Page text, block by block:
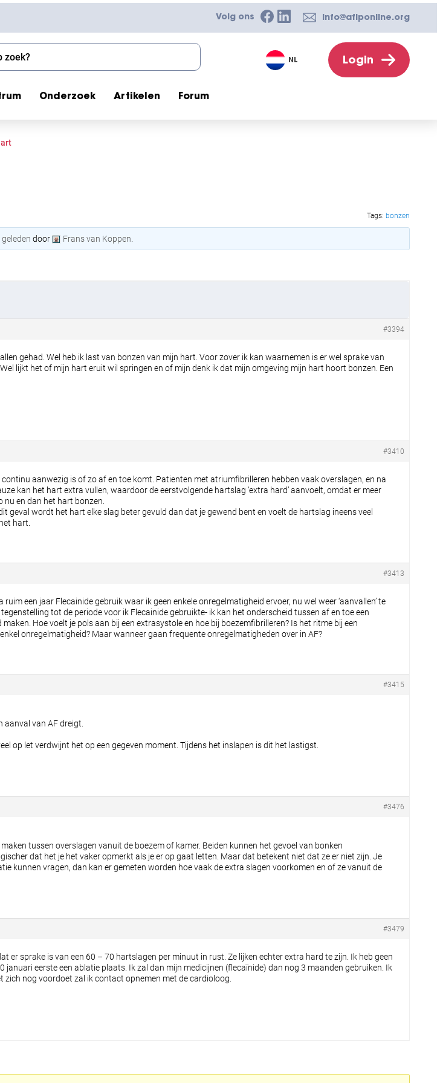
Volg ons info@afiponline.org
Onderzoek Artikelen Forum
Login
NL
Tags: bonzen
door Frans van Koppen
#3394
gehad. Wel heb ik last van bonzen van mijn hart. Voor zover ik kan waarnemen is er wel sprake van
lijkt het of mijn hart eruit wil springen en of mijn denk ik dat mijn omgeving mijn hart hoort bonzen. Een
#3410
aanwezig is of zo af en toe komt. Patienten met atriumfibrilleren hebben vaak overslagen, en na
kan het hart extra vullen, waardoor de eerstvolgende hartslag ‘extra hard’ aanvoelt, omdat er meer
en dan het hart bonzen.
geval wordt het hart elke slag beter gevuld dan dat je gewend bent en voelt de hartslag ineens veel
hart.
#3413
een jaar Flecainide gebruik waar ik geen enkele onregelmatigheid ervoer, nu wel weer ‘aanvallen’ te
tot de periode voor ik Flecainide gebruikte- ik kan het onderscheid tussen af en toe een
Hoe voelt je pols aan bij een extrasystole en hoe bij boezemfibrilleren? Is het ritme bij een
onregelmatigheid? Maar wanneer gaan frequente onregelmatigheden over in AF?
#3415
aanval van AF dreigt.
op let verdwijnt het op een gegeven moment. Tijdens het inslapen is dit het lastigst.
#3476
tussen overslagen vanuit de boezem of kamer. Beiden kunnen het gevoel van bonken
dat het je het vaker opmerkt als je er op gaat letten. Maar dat betekent niet dat ze er niet zijn. Je
kunnen vragen, dan kan er gemeten worden hoe vaak de extra slagen voorkomen en of ze vanuit de
#3479
er sprake is van een 60 – 70 hartslagen per minuut in rust. Ze lijken echter extra hard te zijn. Ik heb geen
eerste een ablatie plaats. Ik zal dan mijn medicijnen (flecaïnide) dan nog 3 maanden gebruiken. Ik
nog voordoet zal ik contact opnemen met de cardioloog.